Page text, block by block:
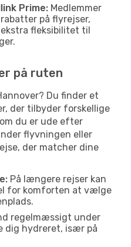
Prime: Medlemmer
på flyrejser,
fleksibilitet til
på ruten
Du finder et
der tilbyder forskellige
du er ude efter
flyvningen eller
der matcher dine
På længere rejser kan
for komforten at vælge
regelmæssigt under
dig hydreret, især på